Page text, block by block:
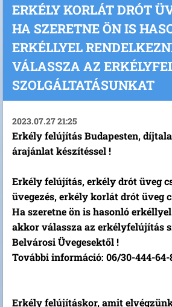
ERKÉLY KORLÁT DRÓT
HA SZERETNE ÖN IS
ERKÉLLYEL
VÁLASSZA AZ
SZOLGÁLTATÁSUNKAT
2023.07.27 21:25
Erkély felújítás Budapesten,
árajánlat készítéssel !
Erkély felújítás, erkély drót üveg
üvegezés, erkély korlát drót üveg
Ha szeretne ön is hasonló
akkor válassza az erkélyfelújítás
Belvárosi Üvegesektől !
További információ: 06/30-444-64-
Erkély felújításkor, amit